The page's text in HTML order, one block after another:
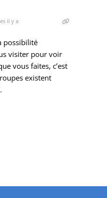
il y a
possibilité
visiter pour voir
vous faites, c’est
existent